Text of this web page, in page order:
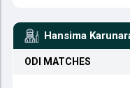
Hansima
ODI MATCHES